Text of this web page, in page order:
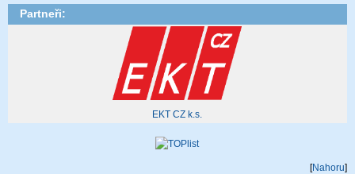
Partneři:
EKT CZ k.s.
[Nahoru]